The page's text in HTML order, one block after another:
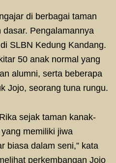
di berbagai taman
Pengalamannya
SLBN Kedung Kandang.
50 anak normal yang
alumni, serta beberapa
Jojo, seorang tuna rungu.
sejak taman kanak-
memiliki jiwa
biasa dalam seni,” kata
perkembangan Jojo